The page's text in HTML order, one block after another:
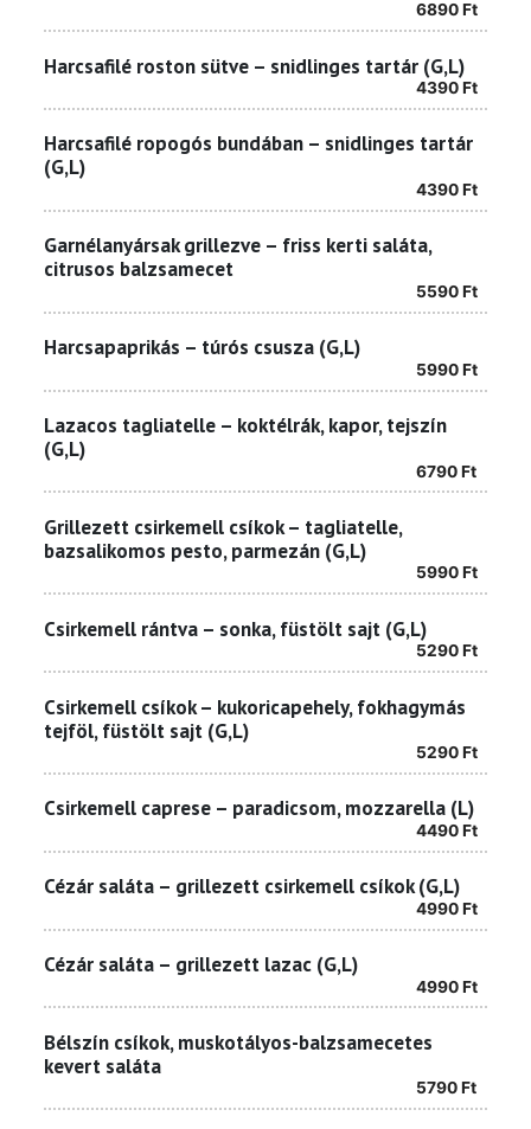
6890Ft
Harcsafilé roston sütve – snidlinges tartár (G,L)
4390Ft
Harcsafilé ropogós bundában – snidlinges tartár
(G,L)
4390Ft
Garnélanyársak grillezve – friss kerti saláta,
citrusos balzsamecet
5590Ft
Harcsapaprikás – túrós csusza (G,L)
5990Ft
Lazacos tagliatelle – koktélrák, kapor, tejszín
(G,L)
6790Ft
Grillezett csirkemell csíkok – tagliatelle,
bazsalikomos pesto, parmezán (G,L)
5990Ft
Csirkemell rántva – sonka, füstölt sajt (G,L)
5290Ft
Csirkemell csíkok – kukoricapehely, fokhagymás
tejföl, füstölt sajt (G,L)
5290Ft
Csirkemell caprese – paradicsom, mozzarella (L)
4490Ft
Cézár saláta – grillezett csirkemell csíkok (G,L)
4990Ft
Cézár saláta – grillezett lazac (G,L)
4990Ft
Bélszín csíkok, muskotályos-balzsamecetes
kevert saláta
5790Ft